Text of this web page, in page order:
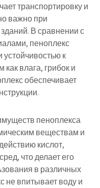
транспортировку и
важно при
В сравнении с
пеноплекс
к
влага, грибок и
обеспечивает
пеноплекса
веществам и
кислот,
что делает его
в различных
не впитывает воду и